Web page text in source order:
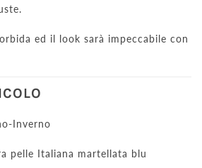
ed il look sarà impeccabile con
Inverno
pelle Italiana martellata blu